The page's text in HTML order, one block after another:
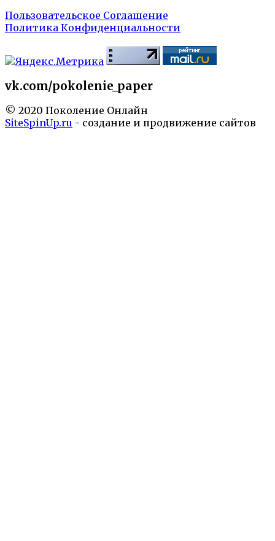
Пользовательское Соглашение
Политика Конфиденциальности
vk.com/pokolenie_paper
© 2020 Поколение Онлайн
SiteSpinUp.ru - создание и продвижение сайтов